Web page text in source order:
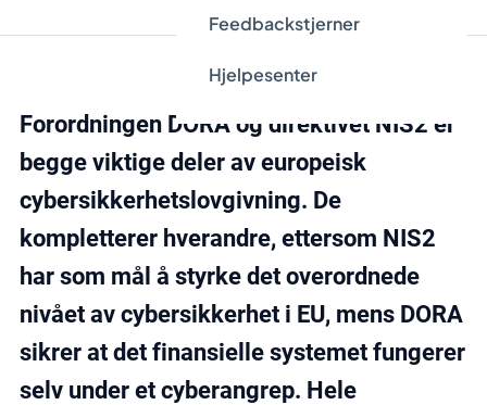
Feedbackstjerner
Hjelpesenter
Forordningen DORA og direktivet NIS2 er
begge viktige deler av europeisk
cybersikkerhetslovgivning. De
kompletterer hverandre, ettersom NIS2
har som mål å styrke det overordnede
nivået av cybersikkerhet i EU, mens DORA
sikrer at det finansielle systemet fungerer
selv under et cyberangrep. Hele